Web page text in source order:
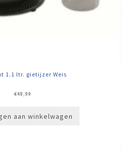
1.1 ltr. gietijzer Weis
€48,99
aan winkelwagen